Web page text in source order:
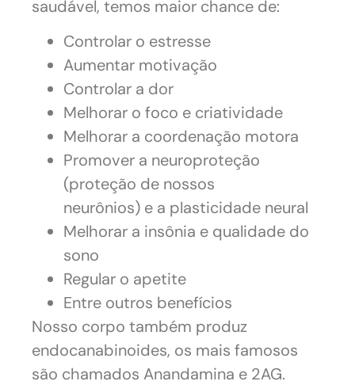
saudável, temos maior chance de:
Controlar o estresse
Aumentar motivação
Controlar a dor
Melhorar o foco e criatividade
Melhorar a coordenação motora
Promover a neuroproteção
(proteção de nossos
neurônios) e a plasticidade neural
Melhorar a insônia e qualidade do
sono
Regular o apetite
Entre outros benefícios
Nosso corpo também produz
endocanabinoides, os mais famosos
são chamados Anandamina e 2AG.